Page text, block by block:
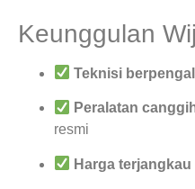
Keunggulan
Teknisi
Peralatan
resmi
Harga